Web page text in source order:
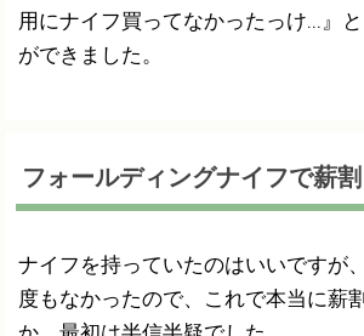
用にナイフ買ってなかったっけ...』
ができました。
フォールディングナイフで薪割
ナイフを持っていたのはいいですが
度もなかったので、これで本当に薪